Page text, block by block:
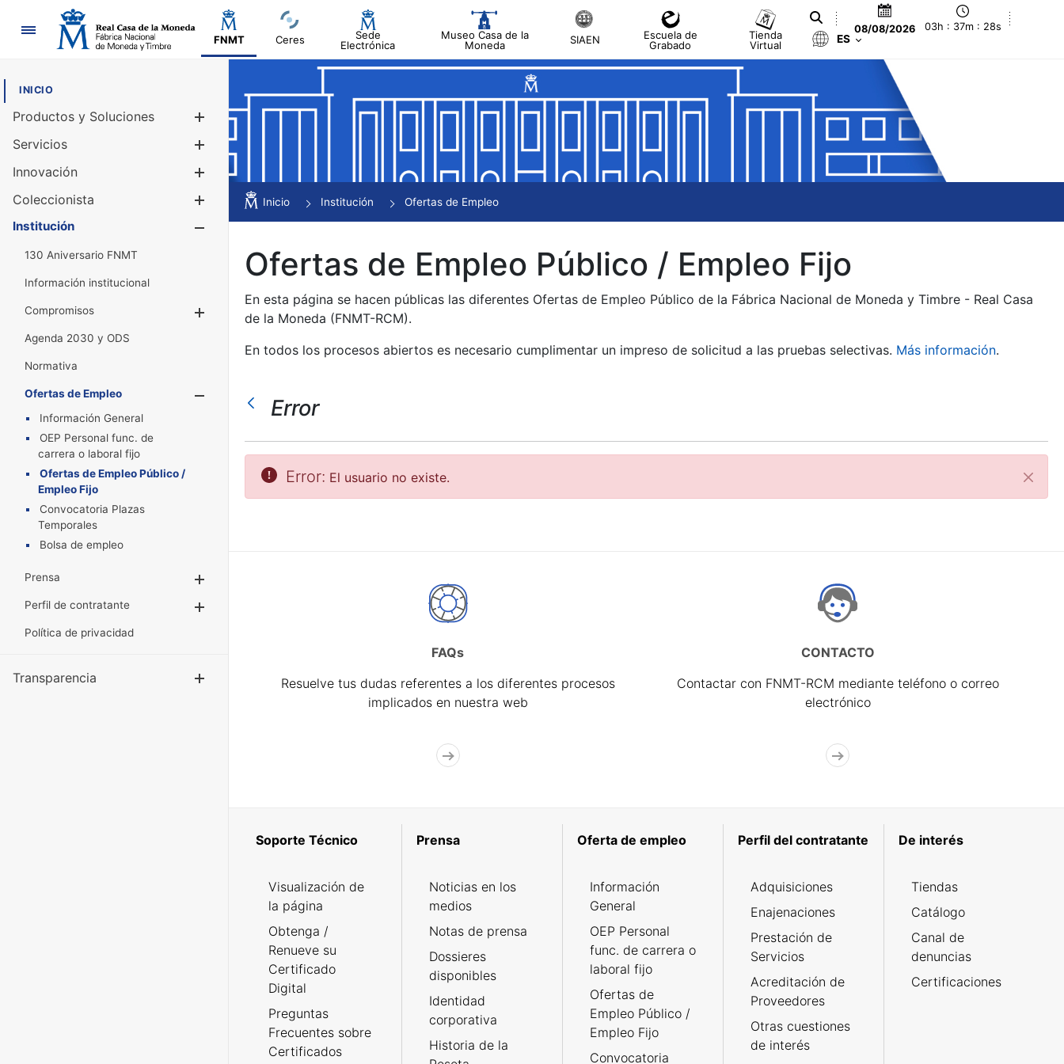
Navegación
FNMT Ceres
Sede
Electrónica
Museo Casa de la
Moneda
SIAEN
Escuela de
Grabado
Tienda
Virtual
08/08/2026 03h : 37m : 28s
ES
INICIO
Productos y Soluciones
Mostrar/Ocultar
Servicios
Innovación
Coleccionista
Mostrar/Ocultar
Institución
130 Aniversario FNMT
Información institucional
Compromisos
Mostrar/Ocultar
Agenda 2030 y ODS
Normativa
Ofertas de Empleo
Información General
OEP Personal func. de
carrera o laboral fijo
Ofertas de Empleo Público /
Empleo Fijo
Convocatoria Plazas
Temporales
Bolsa de empleo
Prensa
Perfil de contratante
Política de privacidad
Transparencia Mostrar/Ocultar
Inicio Institución Ofertas de Empleo
Ofertas de Empleo Público / Empleo Fijo
En esta página se hacen públicas las diferentes Ofertas de Empleo Público de la Fábrica Nacional de Moneda y Timbre - Real Casa
de la Moneda (FNMT-RCM).
En todos los procesos abiertos es necesario cumplimentar un impreso de solicitud a las pruebas selectivas. Más información.
Error
Cerrar
Error: El usuario no existe.
FAQs
Resuelve tus dudas referentes a los diferentes procesos
implicados en nuestra web
CONTACTO
Contactar con FNMT-RCM mediante teléfono o correo
electrónico
Soporte Técnico
Visualización de
la página
Obtenga /
Renueve su
Certificado
Digital
Preguntas
Frecuentes sobre
Certificados
Prensa
Noticias en los
medios
Notas de prensa
Dossieres
disponibles
Identidad
corporativa
Historia de la
Oferta de empleo
Información
General
OEP Personal
func. de carrera o
laboral fijo
Ofertas de
Empleo Público /
Empleo Fijo
Convocatoria
Perfil del contratante
Adquisiciones
Enajenaciones
Prestación de
Servicios
Acreditación de
Proveedores
Otras cuestiones
de interés
De interés
Tiendas
Catálogo
Canal de
denuncias
Certificaciones